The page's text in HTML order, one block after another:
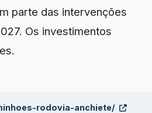
parte das intervenções
Os investimentos
rodovia-anchiete/